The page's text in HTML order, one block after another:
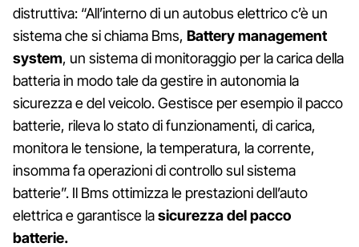
distruttiva: “All’interno di un autobus elettrico c’è un
sistema che si chiama Bms, Battery management
system, un sistema di monitoraggio per la carica della
batteria in modo tale da gestire in autonomia la
sicurezza e del veicolo. Gestisce per esempio il pacco
batterie, rileva lo stato di funzionamenti, di carica,
monitora le tensione, la temperatura, la corrente,
insomma fa operazioni di controllo sul sistema
batterie”. Il Bms ottimizza le prestazioni dell’auto
elettrica e garantisce lasicurezza del pacco
batterie.